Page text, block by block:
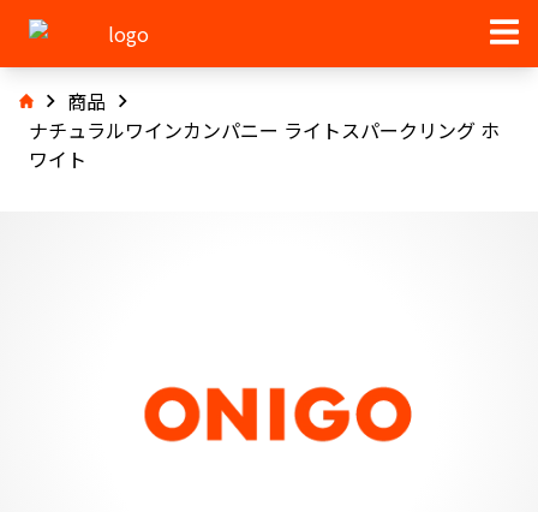
商品
ナチュラルワインカンパニー ライトスパークリング ホ
ワイト